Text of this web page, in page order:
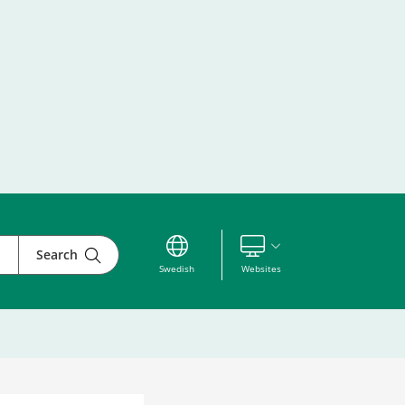
Search
Swedish WebsitesVisa våra andra webbplatser